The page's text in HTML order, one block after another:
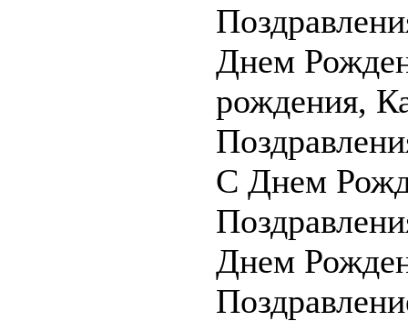
Днем
рождения,
С Днем
Днем